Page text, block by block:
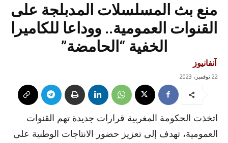
منع بث المسلسلات المدبلجة على
القنوات العمومية.. ووداعا للكاميرا
الخفية “الحامضة”
آنفانيوز
22 نوفمبر، 2023
اتخذت الحكومة المغربية قرارات جديدة تهم القنوات
العمومية، تهدف إلى تعزيز حضور الانتاجات الوطنية على